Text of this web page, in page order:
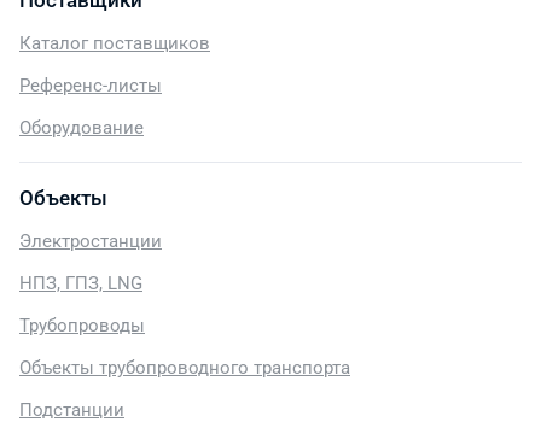
Каталог поставщиков
Референс-листы
Оборудование
Объекты
Электростанции
НПЗ, ГПЗ, LNG
Трубопроводы
Объекты трубопроводного транспорта
Подстанции